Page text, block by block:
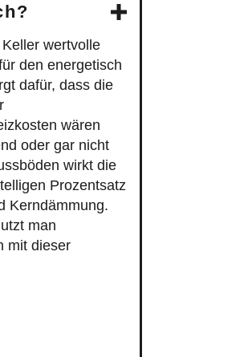
wertvolle
den energetisch
dafür, dass die
wären
oder gar nicht
wirkt die
Prozentsatz
Kerndämmung.
man
mit dieser